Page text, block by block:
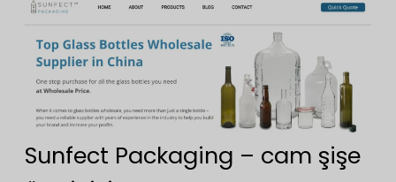
Sunfect Packaging – cam şişe